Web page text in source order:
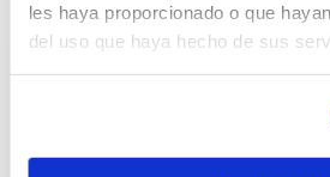
les haya proporcionado o que
del uso que haya hecho de sus